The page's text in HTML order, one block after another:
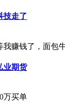
技走了
赚钱了，面包
业期货
万买单